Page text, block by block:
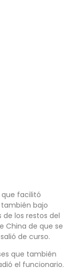
que facilitó
bajo
los restos del
China de que se
de curso.
que también
el funcionario.